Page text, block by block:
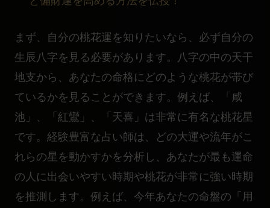
まず、自分の桃花運を知りたいなら、必ず自分の
生辰八字を見る必要があります。八字の中の天干
地支から、あなたの命格にどのような桃花が帯び
ているかを見ることができます。例えば、「咸
池」、「紅鸞」、「天喜」は非常に有名な桃花星
です。経験豊富な占い師は、どの大運や流年がこ
れらの星を動かすかを分析し、あなたが最も運命
の人に出会いやすい時期や桃花が非常に強い時期
を推測します。例えば、今年あなたの命盤の「用